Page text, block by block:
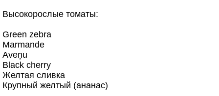
Высокорослые томаты:
Green zebra
Marmande
Aveņu
Black cherry
Желтая сливка
Крупный желтый (ананас)